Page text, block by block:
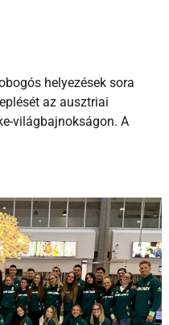
helyezések sora
az ausztriai
világbajnokságon. A